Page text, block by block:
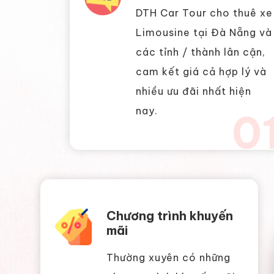
DTH Car Tour cho thuê xe
Limousine tại Đà Nẵng và
các tỉnh / thành lân cận,
cam kết giá cả hợp lý và
nhiều ưu đãi nhất hiện
nay.
Chương trình khuyến
mãi
Thường xuyên có những